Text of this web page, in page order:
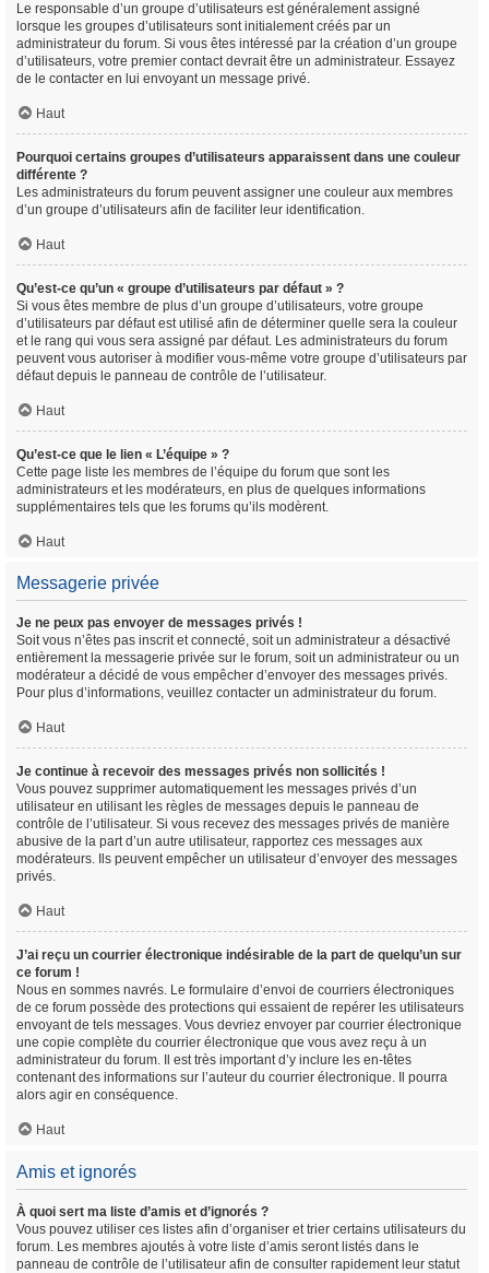
Le responsable d’un groupe d’utilisateurs est généralement assigné
lorsque les groupes d’utilisateurs sont initialement créés par un
administrateur du forum. Si vous êtes intéressé par la création d’un groupe
d’utilisateurs, votre premier contact devrait être un administrateur. Essayez
de le contacter en lui envoyant un message privé.
Haut
Pourquoi certains groupes d’utilisateurs apparaissent dans une couleur
différente ?
Les administrateurs du forum peuvent assigner une couleur aux membres
d’un groupe d’utilisateurs afin de faciliter leur identification.
Haut
Qu’est-ce qu’un « groupe d’utilisateurs par défaut » ?
Si vous êtes membre de plus d’un groupe d’utilisateurs, votre groupe
d’utilisateurs par défaut est utilisé afin de déterminer quelle sera la couleur
et le rang qui vous sera assigné par défaut. Les administrateurs du forum
peuvent vous autoriser à modifier vous-même votre groupe d’utilisateurs par
défaut depuis le panneau de contrôle de l’utilisateur.
Haut
Qu’est-ce que le lien « L’équipe » ?
Cette page liste les membres de l’équipe du forum que sont les
administrateurs et les modérateurs, en plus de quelques informations
supplémentaires tels que les forums qu’ils modèrent.
Haut
Messagerie privée
Je ne peux pas envoyer de messages privés !
Soit vous n’êtes pas inscrit et connecté, soit un administrateur a désactivé
entièrement la messagerie privée sur le forum, soit un administrateur ou un
modérateur a décidé de vous empêcher d’envoyer des messages privés.
Pour plus d’informations, veuillez contacter un administrateur du forum.
Haut
Je continue à recevoir des messages privés non sollicités !
Vous pouvez supprimer automatiquement les messages privés d’un
utilisateur en utilisant les règles de messages depuis le panneau de
contrôle de l’utilisateur. Si vous recevez des messages privés de manière
abusive de la part d’un autre utilisateur, rapportez ces messages aux
modérateurs. Ils peuvent empêcher un utilisateur d’envoyer des messages
privés.
Haut
J’ai reçu un courrier électronique indésirable de la part de quelqu’un sur
ce forum !
Nous en sommes navrés. Le formulaire d’envoi de courriers électroniques
de ce forum possède des protections qui essaient de repérer les utilisateurs
envoyant de tels messages. Vous devriez envoyer par courrier électronique
une copie complète du courrier électronique que vous avez reçu à un
administrateur du forum. Il est très important d’y inclure les en-têtes
contenant des informations sur l’auteur du courrier électronique. Il pourra
alors agir en conséquence.
Haut
Amis et ignorés
À quoi sert ma liste d’amis et d’ignorés ?
Vous pouvez utiliser ces listes afin d’organiser et trier certains utilisateurs du
forum. Les membres ajoutés à votre liste d’amis seront listés dans le
panneau de contrôle de l’utilisateur afin de consulter rapidement leur statut